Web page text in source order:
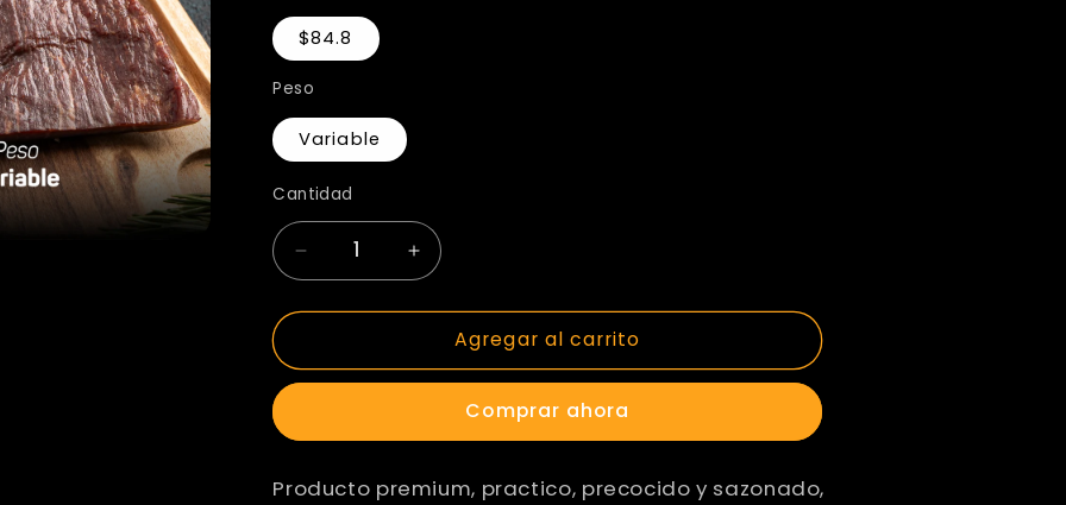
$84.8
Peso
Variable
Cantidad
cantidad
Carne
Aumentar
cantidad
para
Carne
Oreada
Agregar al carrito
Comprar ahora
Producto premium, practico, precocido y sazonado,